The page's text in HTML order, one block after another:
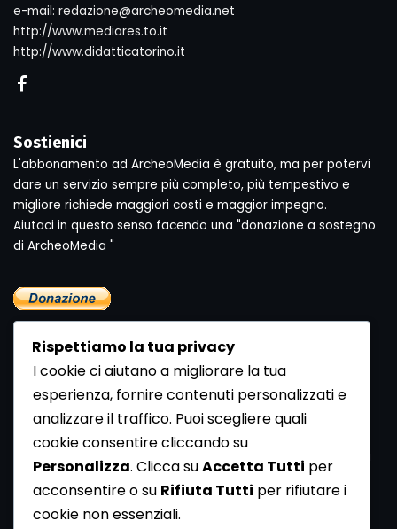
e-mail: redazione@archeomedia.net
http://www.mediares.to.it
http://www.didatticatorino.it
Sostienici
L'abbonamento ad ArcheoMedia è gratuito, ma per potervi
dare un servizio sempre più completo, più tempestivo e
migliore richiede maggiori costi e maggior impegno.
Aiutaci in questo senso facendo una "donazione a sostegno
di ArcheoMedia "
Newsletter
Se vuoi ricevere la Rivista gratuita di archeologia realizzata
dalla Redazione di ArcheoMedia iscriviti alla nostra
Newsletter [Clicca Qui]
Rispettiamo la tua privacy
I cookie ci aiutano a migliorare la tua
esperienza, fornire contenuti personalizzati e
analizzare il traffico. Puoi scegliere quali
cookie consentire cliccando su
Personalizza. Clicca suAccetta Tutti per
acconsentire o su Rifiuta Tutti per rifiutare i
cookie non essenziali.